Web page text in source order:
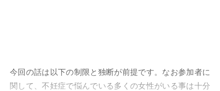
今回の話は以下の制限と独断が前提です。なお参加者に
関して、不妊症で悩んでいる多くの女性がいる事は十分